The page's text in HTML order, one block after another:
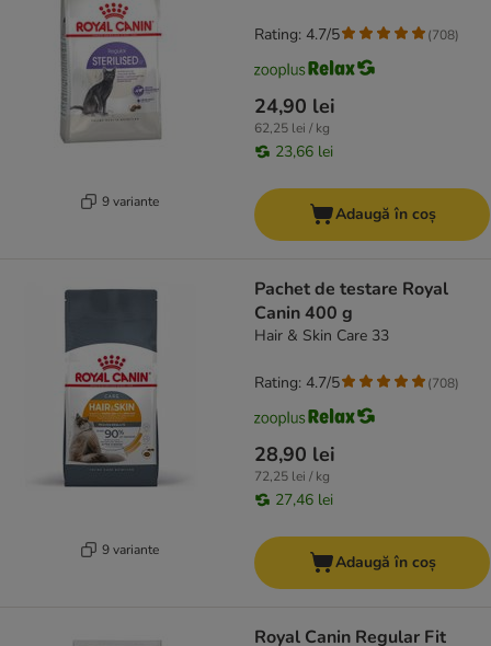
9 variante
24,90 lei
62,25 lei / kg
23,66 lei
Rating: 4.7/5 (708)
Adaugă în coș
9 variante
Pachet de testare Royal
Canin 400 g
Hair & Skin Care 33
28,90 lei
72,25 lei / kg
27,46 lei
Rating: 4.7/5 (708)
Adaugă în coș
Royal Canin Regular Fit